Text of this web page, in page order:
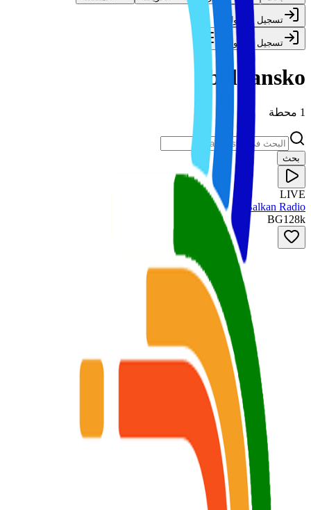
تسجيل الدخول
تسجيل الدخول
balkansko
1 محطة
بحث
LIVE
Balkan Radio
BG128k